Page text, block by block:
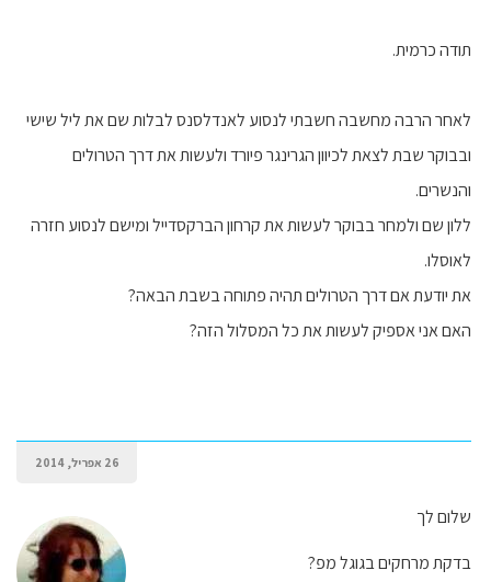
תודה כרמית.
לאחר הרבה מחשבה חשבתי לנסוע לאנדלסנס לבלות שם את ליל שישי
ובבוקר שבת לצאת לכיוון הגרינגר פיורד ולעשות את דרך הטרולים
והנשרים.
ללון שם ולמחר בבוקר לעשות את קרחון הברקסדייל ומישם לנסוע חזרה
לאוסלו.
את יודעת אם דרך הטרולים תהיה פתוחה בשבת הבאה?
האם אני אספיק לעשות את כל המסלול הזה?
26 אפריל, 2014
שלום לך
בדקת מרחקים בגוגל מפ?